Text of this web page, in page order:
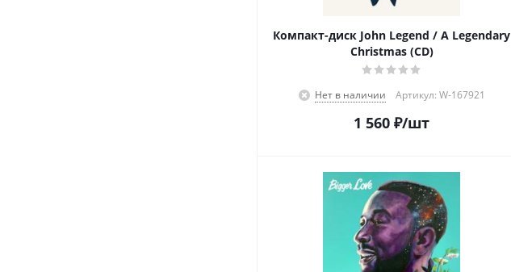
Компакт-диск John Legend / A Legendary
Christmas (CD)
Нет в наличии Артикул: W-167921
1 560 ₽/шт